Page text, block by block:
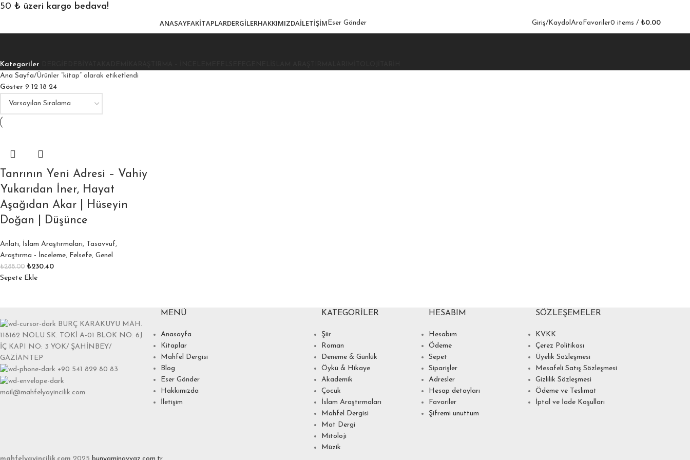
₺ üzeri kargo bedava!
ANASAYFAKITAPLARDERGILERHAKKIMIZDAİLETIŞIMEser Gönder Giriş/KaydolAraFavoriler0 items / ₺0.00
Kategoriler
Ana Sayfa Ürünler “kitap” olarak etiketlendi
Göster 9 12 18 24
Tanrının Yeni Adresi – Vahiy
Yukarıdan İner, Hayat
Aşağıdan Akar | Hüseyin
Doğan | Düşünce
Anlatı, İslam Araştırmaları, Tasavvuf,
Araştırma - İnceleme, Felsefe, Genel
₺288.00 ₺230.40
Sepete Ekle
BURÇ KARAKUYU MAH.
118162 NOLU SK. TOKİ A-01 BLOK NO: 6J
İÇ KAPI NO: 3 YOK/ ŞAHİNBEY/
GAZİANTEP
+90 541 829 80 83
mail@mahfelyayincilik.com
MENÜ
Anasayfa
Kitaplar
Mahfel Dergisi
Blog
Eser Gönder
Hakkımızda
İletişim
KATEGORILER
Şiir
Roman
Deneme & Günlük
Öykü & Hikaye
Akademik
Çocuk
İslam Araştırmaları
Mahfel Dergisi
Mat Dergi
Mitoloji
Müzik
HESABIM
Hesabım
Ödeme
Sepet
Siparişler
Adresler
Hesap detayları
Favoriler
Şifremi unuttum
SÖZLEŞEMELER
KVKK
Çerez Politikası
Üyelik Sözleşmesi
Mesafeli Satış Sözleşmesi
Gizlilik Sözleşmesi
Ödeme ve Teslimat
İptal ve İade Koşulları
mahfelyayincilik.com 2025 bunyaminayvaz.com.tr.